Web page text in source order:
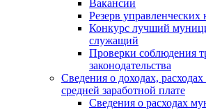
Вакансии
Резерв управленческих
Конкурс лучший
служащий
Проверки соблюдения
законодательства
Сведения о доходах, расходах
средней заработной плате
Сведения о расходах